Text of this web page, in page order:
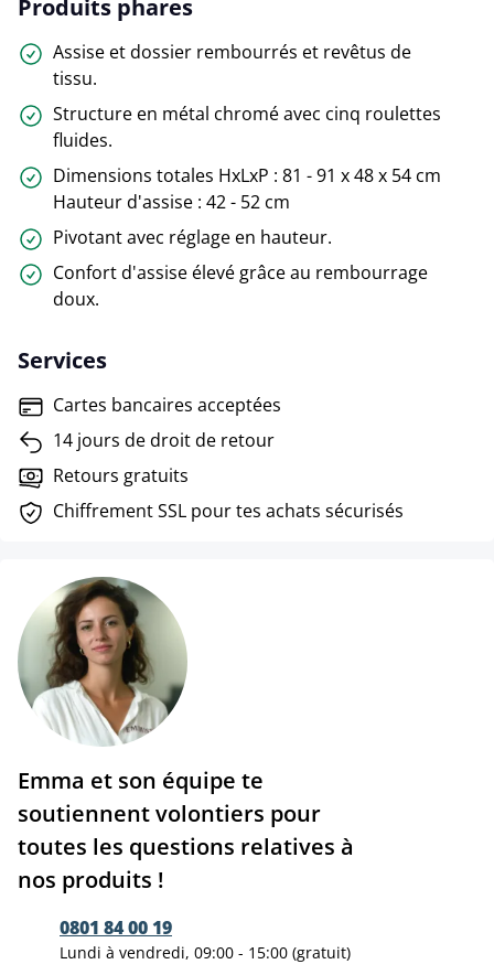
Produits phares
Assise et dossier rembourrés et revêtus de
tissu.
Structure en métal chromé avec cinq roulettes
fluides.
Dimensions totales HxLxP : 81 - 91 x 48 x 54 cm
Hauteur d'assise : 42 - 52 cm
Pivotant avec réglage en hauteur.
Confort d'assise élevé grâce au rembourrage
doux.
Services
Cartes bancaires acceptées
14 jours de droit de retour
Retours gratuits
Chiffrement SSL pour tes achats sécurisés
Emma et son équipe te
soutiennent volontiers pour
toutes les questions relatives à
nos produits !
0801 84 00 19
Lundi à vendredi, 09:00 - 15:00 (gratuit)